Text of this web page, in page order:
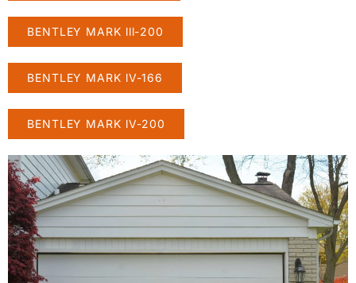
BENTLEY MARK lll-200
BENTLEY MARK lV-166
BENTLEY MARK lV-200